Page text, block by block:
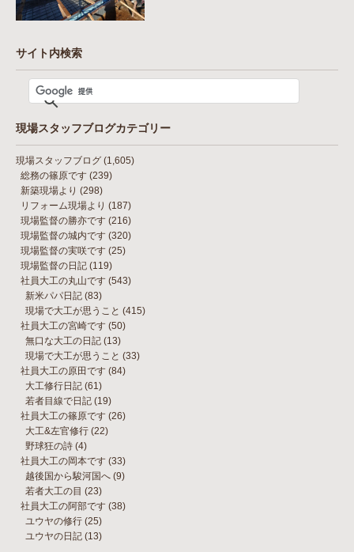
サイト内検索
現場スタッフブログカテゴリー
現場スタッフブログ (1,605)
総務の篠原です (239)
新築現場より (298)
リフォーム現場より (187)
現場監督の勝亦です (216)
現場監督の城内です (320)
現場監督の実咲です (25)
現場監督の日記 (119)
社員大工の丸山です (543)
新米パパ日記 (83)
現場で大工が思うこと (415)
社員大工の宮崎です (50)
無口な大工の日記 (13)
現場で大工が思うこと (33)
社員大工の原田です (84)
大工修行日記 (61)
若者目線で日記 (19)
社員大工の篠原です (26)
大工&左官修行 (22)
野球狂の詩 (4)
社員大工の岡本です (33)
越後国から駿河国へ (9)
若者大工の目 (23)
社員大工の阿部です (38)
ユウヤの修行 (25)
ユウヤの日記 (13)